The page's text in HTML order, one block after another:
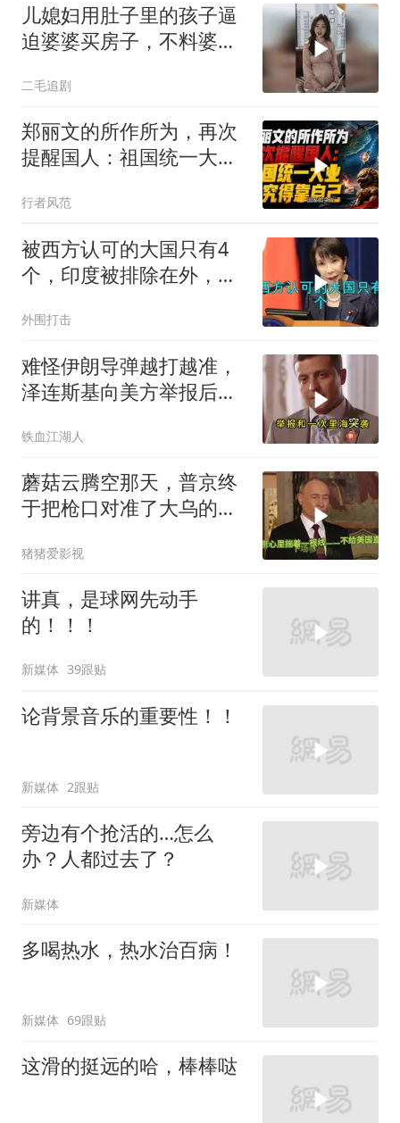
儿媳妇用肚子里的孩子逼
迫婆婆买房子，不料婆婆
二毛追剧
郑丽文的所作所为，再次
提醒国人：祖国统一大
行者风范
被西方认可的大国只有4
个，印度被排除在外，为
外围打击
难怪伊朗导弹越打越准，
泽连斯基向美方举报后，
铁血江湖人
蘑菇云腾空那天，普京终
于把枪口对准了大乌的军
猪猪爱影视
讲真，是球网先动手
的！！！
新媒体 39跟贴
论背景音乐的重要性！！
新媒体 2跟贴
旁边有个抢活的…怎么
办？人都过去了？
新媒体
多喝热水，热水治百病！
新媒体 69跟贴
这滑的挺远的哈，棒棒哒